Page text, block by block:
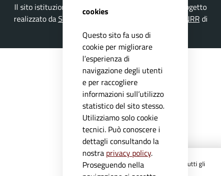
Registrati ai serviziAPP IO
e ricevi tutti gli
aggiornamenti dall'Ente
Il sito istituzionale del Comune di Capovalle è un progetto
realizzato daSecoval srl con la Soluzione Comuni PNRR di
ISWEB S.p.A.
cookies
Questo sito fa uso di
cookie per migliorare
l’esperienza di
navigazione degli utenti
e per raccogliere
informazioni sull’utilizzo
statistico del sito stesso.
Utilizziamo solo cookie
tecnici. Può conoscere i
dettagli consultando la
nostra privacy policy.
Proseguendo nella